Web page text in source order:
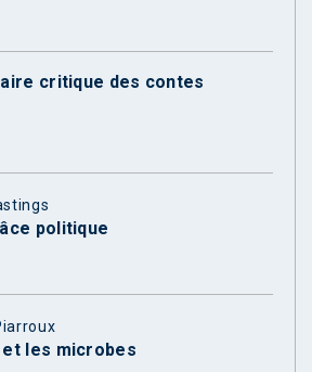
critique des contes
politique
et les microbes